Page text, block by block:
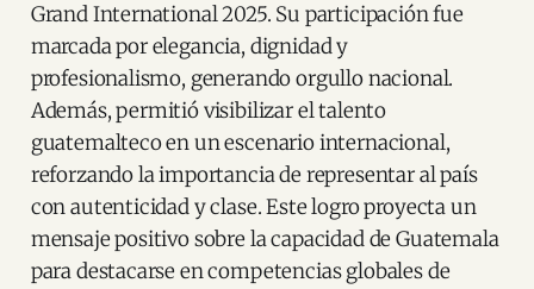
Grand International 2025. Su participación fue
marcada por elegancia, dignidad y
profesionalismo, generando orgullo nacional.
Además, permitió visibilizar el talento
guatemalteco en un escenario internacional,
reforzando la importancia de representar al país
con autenticidad y clase. Este logro proyecta un
mensaje positivo sobre la capacidad de Guatemala
para destacarse en competencias globales de